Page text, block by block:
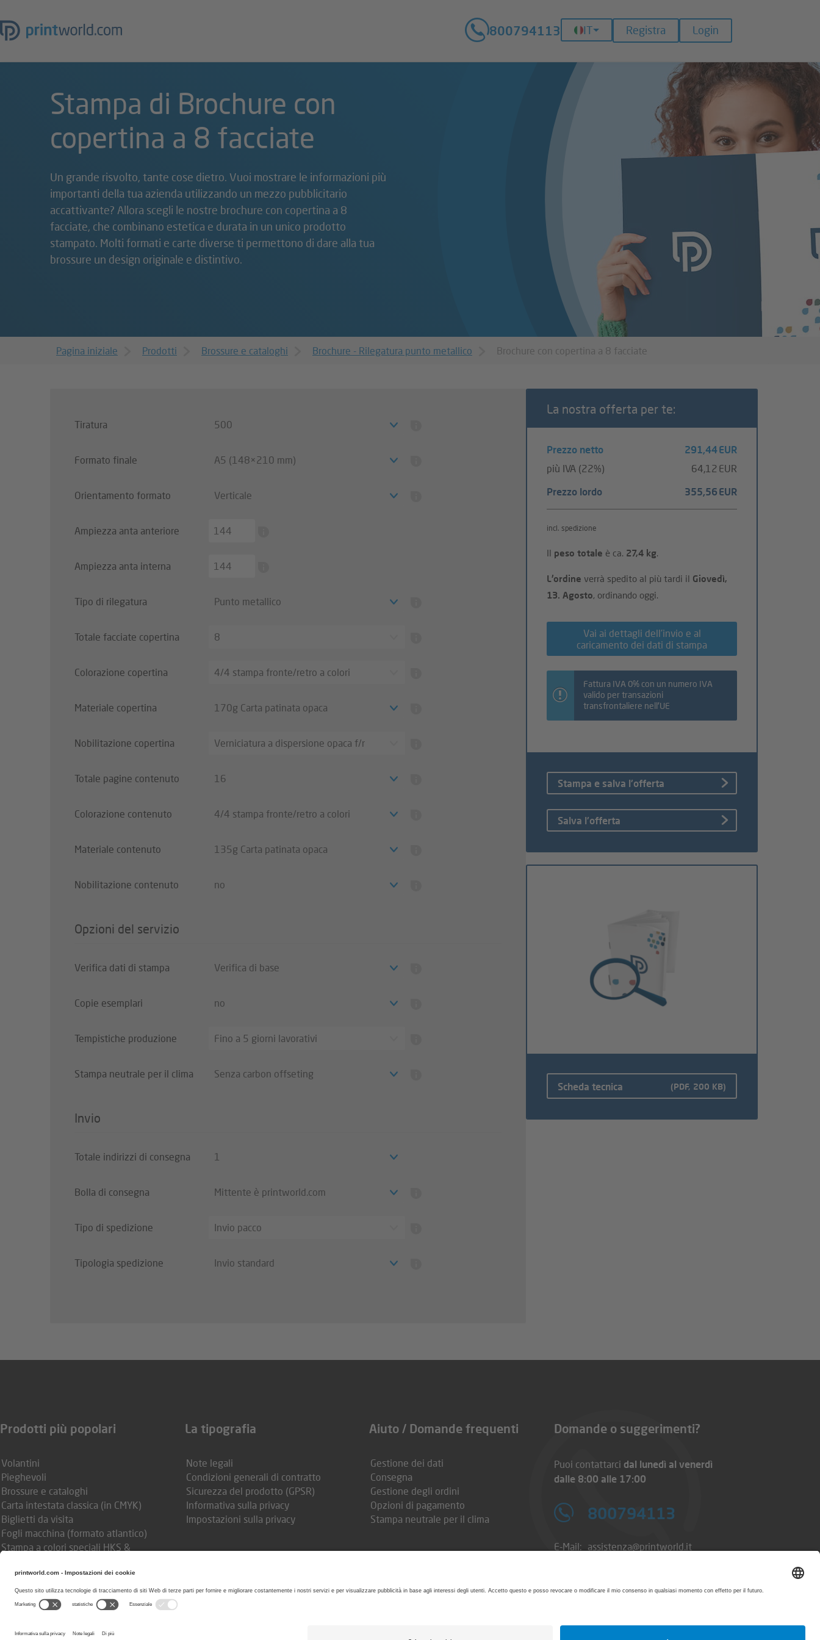
800794113 IT Registra Login
Stampa di Brochure con
copertina a 8 facciate
Un grande risvolto, tante cose dietro. Vuoi mostrare le informazioni più
importanti della tua azienda utilizzando un mezzo pubblicitario
accattivante? Allora scegli le nostre brochure con copertina a 8
facciate, che combinano estetica e durata in un unico prodotto
stampato. Molti formati e carte diverse ti permettono di dare alla tua
brossure un design originale e distintivo.
Pagina iniziale Prodotti Brossure e cataloghi Brochure - Rilegatura punto metallico Brochure con copertina a 8 facciate
Tiratura 500
Formato finale A5 (148×210 mm)
Orientamento formato Verticale
Ampiezza anta anteriore
Ampiezza anta interna
Tipo di rilegatura Punto metallico
Totale facciate copertina 8
Colorazione copertina 4/4 stampa fronte/retro a colori
Materiale copertina 170g Carta patinata opaca
Nobilitazione copertina Verniciatura a dispersione opaca f/r
Totale pagine contenuto 16
Colorazione contenuto 4/4 stampa fronte/retro a colori
Materiale contenuto 135g Carta patinata opaca
Nobilitazione contenuto no
Opzioni del servizio
Verifica dati di stampa Verifica di base
Copie esemplari no
Tempistiche produzione Fino a 5 giorni lavorativi
Stampa neutrale per il clima Senza carbon offseting
Invio
Totale indirizzi di consegna 1
Bolla di consegna Mittente è printworld.com
Tipo di spedizione Invio pacco
Tipologia spedizione Invio standard
La nostra offerta per te:
Prezzo netto
291,44 EUR
più IVA (22%)
64,12 EUR
Prezzo lordo
355,56 EUR
incl. spedizione
Il peso totale è ca. 27,4 kg.
L'ordine verrà spedito al più tardi il Giovedì,
13. Agosto, ordinando oggi.
Vai ai dettagli dell'invio e al
caricamento dei dati di stampa
Fattura IVA 0% con un numero IVA
valido per transazioni
transfrontaliere nell'UE
Stampa e salva l'offerta
Salva l'offerta
Scheda tecnica (PDF, 200 KB)
Prodotti più popolari
Volantini
Pieghevoli
Brossure e cataloghi
Carta intestata classica (in CMYK)
Biglietti da visita
Fogli macchina (formato atlantico)
Stampa a colori speciali HKS &
Tovagliette
Annuario scolastico
La tipografia
Note legali
Condizioni generali di contratto
Sicurezza del prodotto (GPSR)
Informativa sulla privacy
Impostazioni sulla privacy
Aiuto / Domande frequenti
Gestione dei dati
Consegna
Gestione degli ordini
Opzioni di pagamento
Stampa neutrale per il clima
Domande o suggerimenti?
Puoi contattarci dal lunedì al venerdì
dalle 8:00 alle 17:00
800794113
E-Mail: assistenza@printworld.it